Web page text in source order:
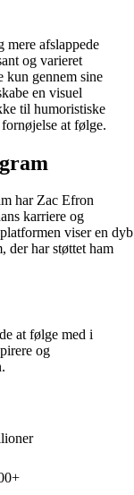
mere afslappede
og varieret
kun gennem sine
en visuel
til humoristiske
at følge.
har Zac Efron
karriere og
viser en dyb
der har støttet ham
at følge med i
og